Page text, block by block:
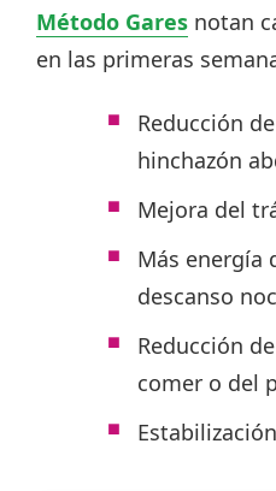
Método Gares notan
en las primeras
Reducción
hinchazón
Mejora del
Más energía
descanso
Reducción
comer o del